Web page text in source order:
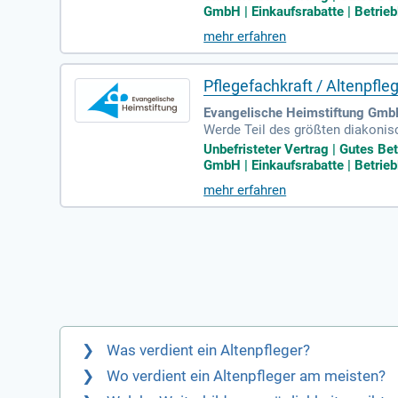
hten Unterschied im Leben
prozess und koordinierst
d Professionalität Hand in Hand
GmbH | Einkaufsrabatte |
mehr erfahren
Pflegefachkraft /
Evangelische Heimstiftung
Werde Teil des größten
gergarten in Walheim. Wir
end zu arbeiten und
ungspflege unserer Bewohner.
res engagierten Teams – deine
Unbefristeter Vertrag | Gutes
GmbH | Einkaufsrabatte |
mehr erfahren
Was verdient ein Altenpfleger?
Wo verdient ein Altenpfleger am meisten?